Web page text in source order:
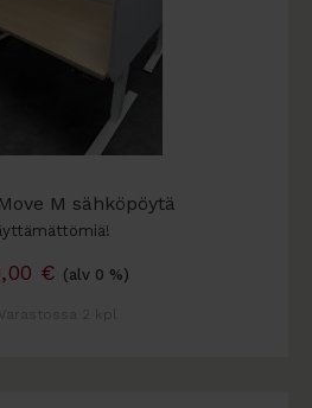
M sähköpöytä
€ (alv 0 %)